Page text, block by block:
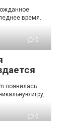
время.
0
появилась
игру,
0